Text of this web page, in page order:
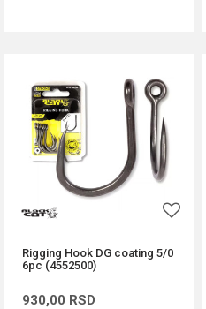
Rigging Hook DG coating 5/0
6pc (4552500)
930,00 RSD